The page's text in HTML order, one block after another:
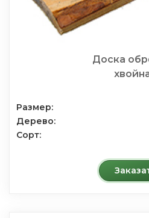
Доска
Размер:
Дерево:
Сорт: